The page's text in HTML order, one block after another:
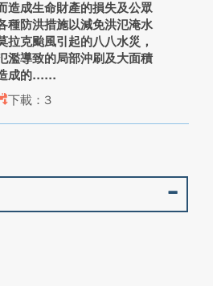
造成生命財產的損失及公眾
種防洪措施以減免洪氾淹水
拉克颱風引起的八八水災，
濫導致的局部沖刷及大面積
成的...
下載：3